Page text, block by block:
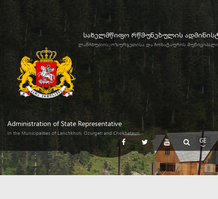
სახელმწიფო რწმუნებულის
ლანჩხუთის, ოზურგეთისა და ჩოხატაურის
Administration of State Representative
In the Municipalities of Lanchkhuti, Ozurgeti and Chokhatauri
GE
EN
RU